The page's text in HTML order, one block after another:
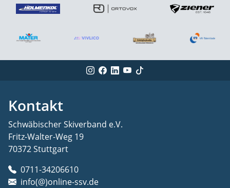
Kontakt
Schwäbischer Skiverband e.V.
Fritz-Walter-Weg 19
70372 Stuttgart
0711-34206610
info(@)online-ssv.de